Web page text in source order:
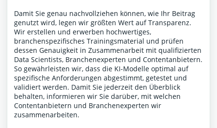
Damit Sie genau nachvollziehen können, wie Ihr Beitrag
genutzt wird, legen wir größten Wert auf Transparenz.
Wir erstellen und erwerben hochwertiges,
branchenspezifisches Trainingsmaterial und prüfen
dessen Genauigkeit in Zusammenarbeit mit qualifizierten
Data Scientists, Branchenexperten und Contentanbietern.
So gewährleisten wir, dass die KI-Modelle optimal auf
spezifische Anforderungen abgestimmt, getestet und
validiert werden. Damit Sie jederzeit den Überblick
behalten, informieren wir Sie darüber, mit welchen
Contentanbietern und Branchenexperten wir
zusammenarbeiten.